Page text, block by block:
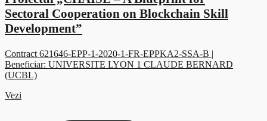
Sectoral Cooperation on Blockchain Skill
Development”
Contract 621646-EPP-1-2020-1-FR-EPPKA2-SSA-B |
Beneficiar: UNIVERSITE LYON 1 CLAUDE BERNARD
(UCBL)
Vezi